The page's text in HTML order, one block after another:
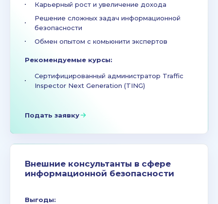
Карьерный рост и увеличение дохода
Решение сложных задач информационной
безопасности
Обмен опытом с комьюнити экспертов
Рекомендуемые курсы:
Сертифицированный администратор Traffic
Inspector Next Generation (TING)
Подать заявку
Внешние консультанты в сфере
информационной безопасности
Выгоды: